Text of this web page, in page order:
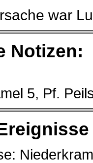
war
Notizen:
5, Pf.